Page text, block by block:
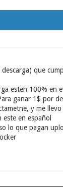
que
esten 100% en
ganar 1$ por
y me
en español
lo que pagan